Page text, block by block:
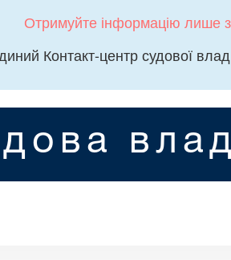
Отримуйте інформацію лише
Контакт-центр судової